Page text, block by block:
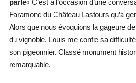
parle« C’est à l’occasion d’une
Faramond du Château Lastours qu’a
Alors que nous évoquions la gageure
du vignoble, Louis me confie sa
son pigeonnier. Classé monument
remarquable.